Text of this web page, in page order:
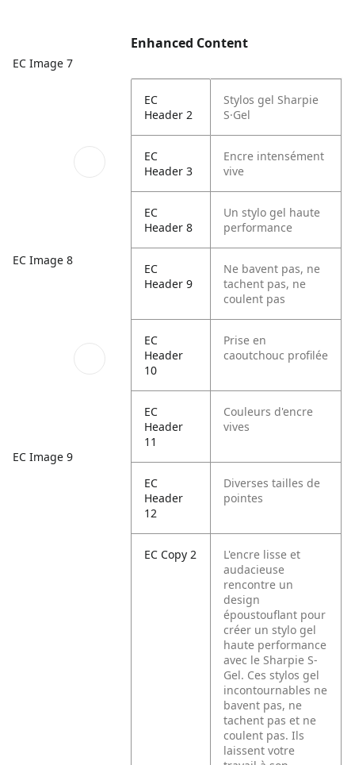
EC Image 7
EC Image 8
EC Image 9
Enhanced Content
EC
Header 2
Stylos gel Sharpie
S·Gel
EC
Header 3
Encre intensément
vive
EC
Header 8
Un stylo gel haute
performance
EC
Header 9
Ne bavent pas, ne
tachent pas, ne
coulent pas
EC
Header
10
Prise en
caoutchouc profilée
EC
Header
11
Couleurs d'encre
vives
EC
Header
12
Diverses tailles de
pointes
EC Copy 2
L'encre lisse et
audacieuse
rencontre un
design
époustouflant pour
créer un stylo gel
haute performance
avec le Sharpie S-
Gel. Ces stylos gel
incontournables ne
bavent pas, ne
tachent pas et ne
coulent pas. Ils
laissent votre